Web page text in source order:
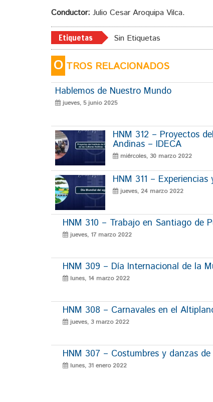
Conductor: Julio Cesar Aroquipa Vilca.
Etiquetas Sin Etiquetas
O TROS RELACIONADOS
Hablemos de Nuestro Mundo
jueves, 5 junio 2025
HNM 312 – Proyectos
Andinas – IDECA
miércoles, 30 marzo 2022
HNM 311 –
jueves, 24 marzo 2022
HNM 310 – Trabajo en Santiago de
jueves, 17 marzo 2022
HNM 309 – Día Internacional de la
lunes, 14 marzo 2022
HNM 308 – Carnavales en el
jueves, 3 marzo 2022
HNM 307 – Costumbres y danzas
lunes, 31 enero 2022